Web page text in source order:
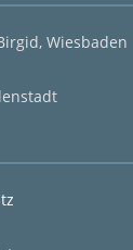
Wiesbaden